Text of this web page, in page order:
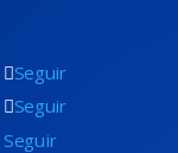
Seguir
Seguir
Seguir